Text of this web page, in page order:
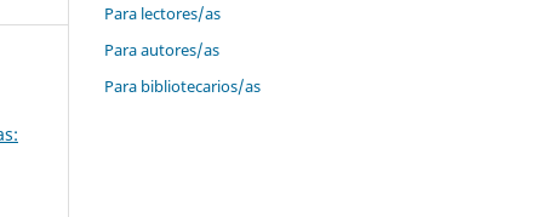
Para lectores/as
Para autores/as
Para bibliotecarios/as